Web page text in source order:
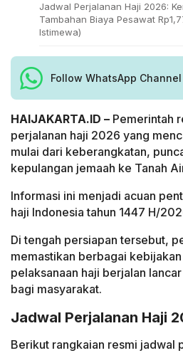
Jadwal Perjalanan Haji 2026:
Tambahan Biaya Pesawat
Istimewa)
Follow WhatsApp
HAIJAKARTA.ID – Pemerintah
perjalanan haji 2026 yang
mulai dari keberangkatan,
kepulangan jemaah ke Tanah
Informasi ini menjadi acuan
haji Indonesia tahun 1447 H/
Di tengah persiapan tersebut,
memastikan berbagai
pelaksanaan haji berjalan
bagi masyarakat.
Jadwal Perjalanan Haji
Berikut rangkaian resmi jadwal